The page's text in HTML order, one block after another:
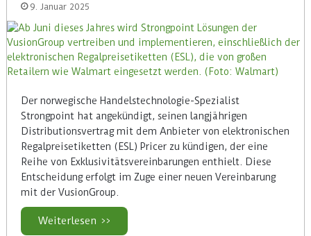
9. Januar 2025
Der norwegische Handelstechnologie-Spezialist
Strongpoint hat angekündigt, seinen langjährigen
Distributionsvertrag mit dem Anbieter von elektronischen
Regalpreisetiketten (ESL) Pricer zu kündigen, der eine
Reihe von Exklusivitätsvereinbarungen enthielt. Diese
Entscheidung erfolgt im Zuge einer neuen Vereinbarung
mit der VusionGroup.
Weiterlesen >>